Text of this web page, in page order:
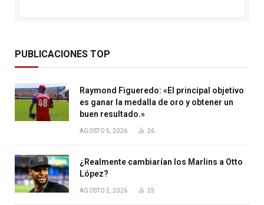
PUBLICACIONES TOP
Raymond Figueredo: «El principal objetivo
es ganar la medalla de oro y obtener un
buen resultado.»
AGOSTO 5, 2026 26
¿Realmente cambiarían los Marlins a Otto
López?
AGOSTO 2, 2026 25